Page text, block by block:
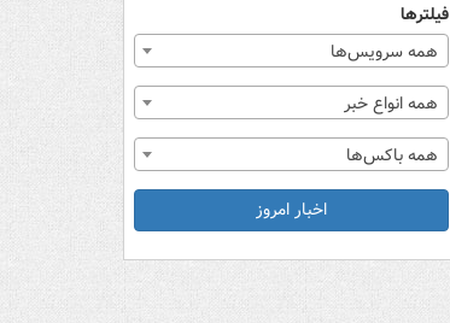
فیلترها
همه سرویس‌ها
همه انواع خبر
همه باکس‌ها
اخبار امروز